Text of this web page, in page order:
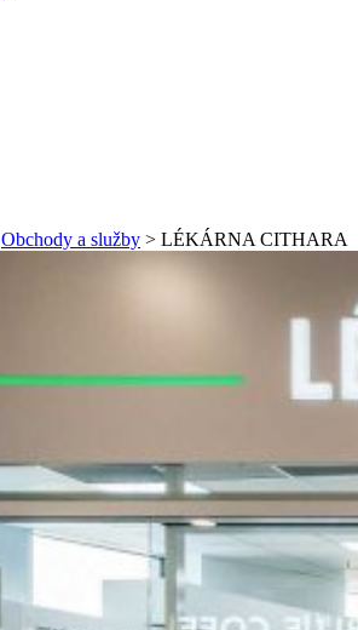
Obchody a služby > LÉKÁRNA CITHARA